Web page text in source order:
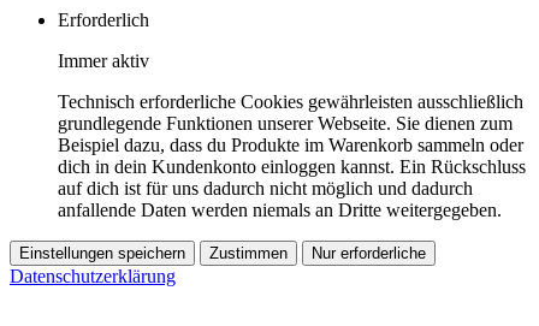
Erforderlich
Immer aktiv
Technisch erforderliche Cookies gewährleisten ausschließlich
grundlegende Funktionen unserer Webseite. Sie dienen zum
Beispiel dazu, dass du Produkte im Warenkorb sammeln oder
dich in dein Kundenkonto einloggen kannst. Ein Rückschluss
auf dich ist für uns dadurch nicht möglich und dadurch
anfallende Daten werden niemals an Dritte weitergegeben.
Einstellungen speichern Zustimmen Nur erforderliche
Datenschutzerklärung